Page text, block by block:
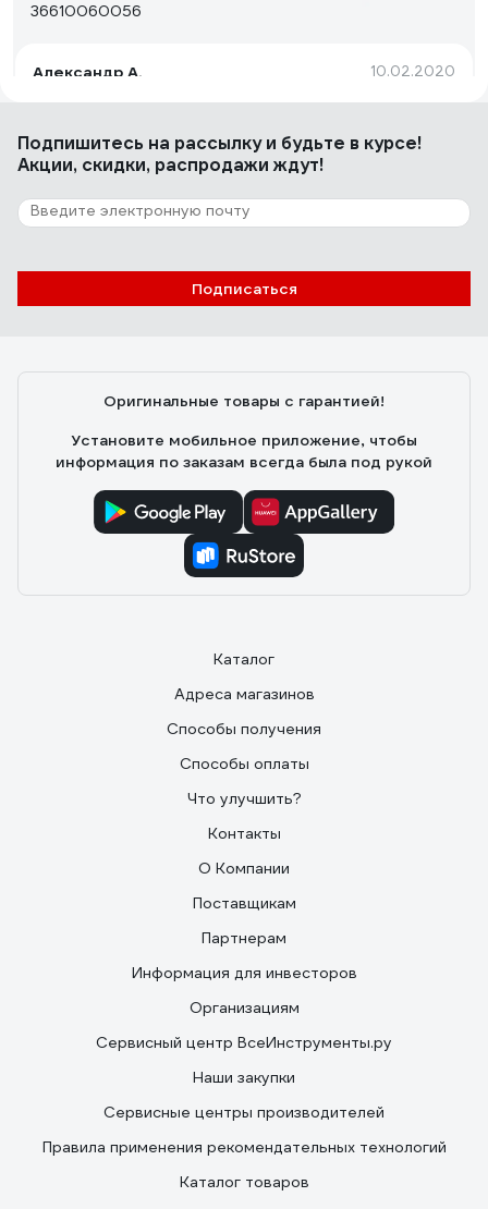
36610060056
Александр А. 10.02.2020
На вид все прилично,ещё не пробовал в действии
9 отзывов
Отзыв о кожухе Makita 197295-5
На фото показал, что отрезал, подточил. Село в
щитка и этого.
Подпишитесь на рассылкуи будьте в курсе!
Акции, скидки, распродажи ждут!
Подписаться
Оригинальные товары с гарантией!
Установите мобильное приложение, чтобы
информация по заказам всегда была под рукой
Каталог
Адреса магазинов
Способы получения
Способы оплаты
Что улучшить?
Контакты
О Компании
Поставщикам
Партнерам
Информация для инвесторов
Организациям
Сервисный центр ВсеИнструменты.ру
Наши закупки
Сервисные центры производителей
Правила применения рекомендательных технологий
Каталог товаров